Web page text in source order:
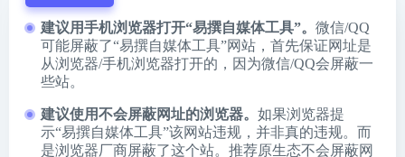
建议用手机浏览器打开“易撰自媒体工具”。 微信/QQ
可能屏蔽了“易撰自媒体工具”网站，首先保证网址是
从浏览器/手机浏览器打开的，因为微信/QQ会屏蔽一
些站。
建议使用不会屏蔽网址的浏览器。 如果浏览器提
示“易撰自媒体工具”该网站违规，并非真的违规。而
是浏览器厂商屏蔽了这个站。推荐原生态不会屏蔽网